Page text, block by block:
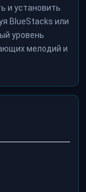
и установить
BlueStacks или
уровень
мелодий и